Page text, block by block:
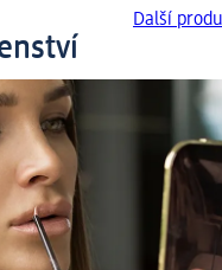
Další